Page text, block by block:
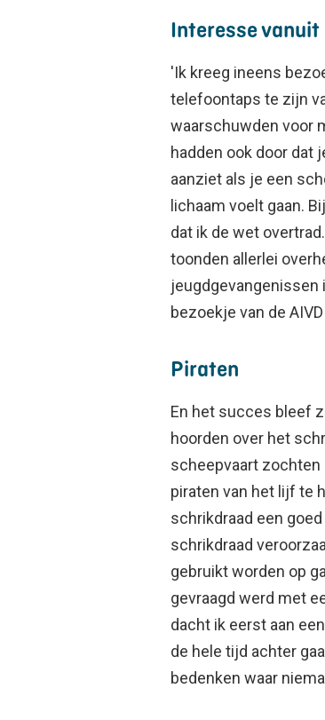
Interesse
'Ik kreeg ineens
telefoontaps te zijn
waarschuwden voor
hadden ook door dat
aanziet als je een
lichaam voelt gaan.
dat ik de wet
toonden allerlei
jeugdgevangenissen
bezoekje van de
Piraten
En het succes bleef
hoorden over het
scheepvaart zochten
piraten van het lijf te
schrikdraad een
schrikdraad
gebruikt worden op
gevraagd werd met
dacht ik eerst aan
de hele tijd achter
bedenken waar